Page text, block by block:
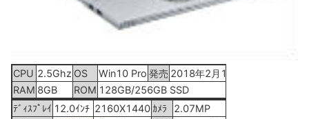
CPU 2.5Ghz OS Win10 Pro 発売 2018年2月16日
RAM 8GB ROM 128GB/256GB SSD
ﾃﾞｨｽﾌﾟﾚｲ 12.0ｲﾝﾁ 2160X1440 ｶﾒﾗ
2.07MP